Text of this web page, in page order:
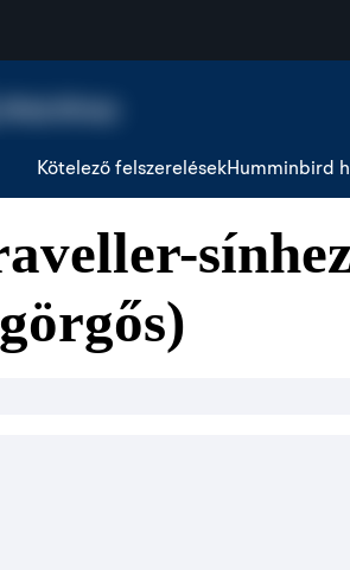
Kötelező felszerelésekHumminbird